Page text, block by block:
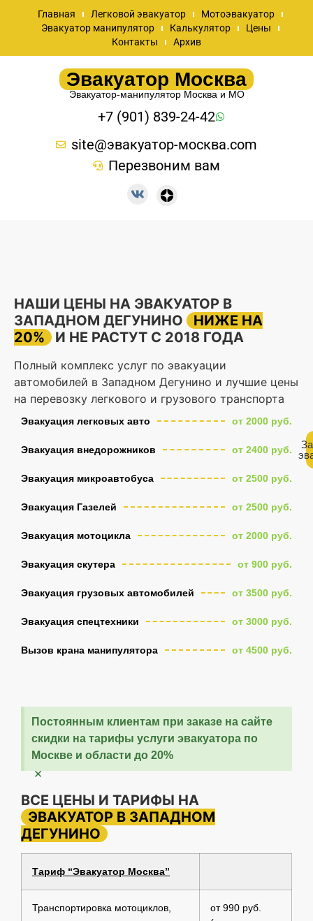
Главная Легковой эвакуатор
Мотоэвакуатор
Эвакуатор манипулятор
Калькулятор
Цены
Контакты
Архив
Эвакуатор Москва
Эвакуатор-манипулятор Москва и МО
+7 (901) 839-24-42
site@эвакуатор-москва.com
Перезвоним вам
НАШИ ЦЕНЫ НА ЭВАКУАТОР В
ЗАПАДНОМ ДЕГУНИНО
НИЖЕ НА
20%
И НЕ РАСТУТ С 2018 ГОДА
Полный комплекс услуг по эвакуации
автомобилей в Западном Дегунино и лучшие цены
на перевозку легкового и грузового транспорта
Эвакуация легковых авто от 2000 руб.
Эвакуация внедорожников от 2400 руб.
Эвакуация микроавтобуса от 2500 руб.
Эвакуация Газелей от 2500 руб.
Эвакуация мотоцикла от 2000 руб.
Эвакуация скутера от 900 руб.
Эвакуация грузовых автомобилей от 3500 руб.
Эвакуация спецтехники от 3000 руб.
Вызов крана манипулятора от 4500 руб.
Постоянным клиентам при заказе на сайте
скидки на тарифы услуги эвакуатора по
Москве и области до 20%
×
ВСЕ ЦЕНЫ И ТАРИФЫ НА
ЭВАКУАТОР В ЗАПАДНОМ
ДЕГУНИНО
Тариф “Эвакуатор Москва”
Транспортировка мотоциклов,
от 990 руб.